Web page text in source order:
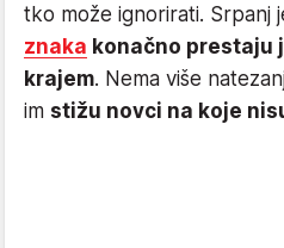
tko može ignorirati. Srpanj
znaka konačno prestaju
krajem. Nema više
im stižu novci na koje